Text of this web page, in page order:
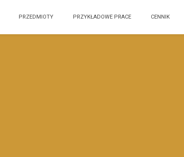
PRZEDMIOTY PRZYKŁADOWE PRACE CENNIK